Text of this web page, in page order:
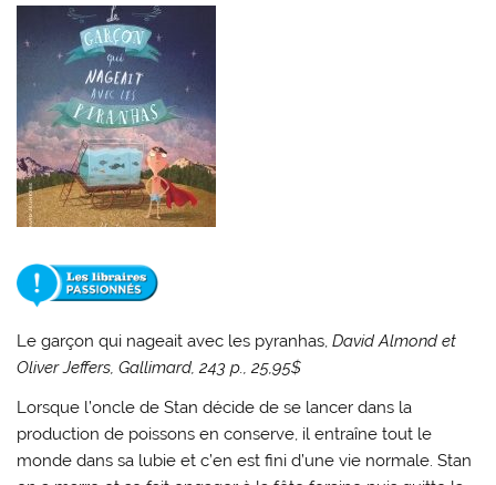
Le garçon qui nageait avec les pyranhas,David Almond et
Oliver Jeffers, Gallimard, 243 p., 25,95$
Lorsque l’oncle de Stan décide de se lancer dans la
production de poissons en conserve, il entraîne tout le
monde dans sa lubie et c’en est fini d’une vie normale. Stan